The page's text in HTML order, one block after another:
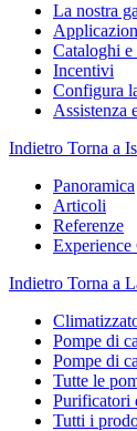
La nostra
Cataloghi
Incentivi
Configura
Assistenza
Indietro Torna a
Panoramica
Articoli
Referenze
Experience
Indietro Torna a
Pompe di
Pompe di
Tutte le
Purificatori
Tutti i